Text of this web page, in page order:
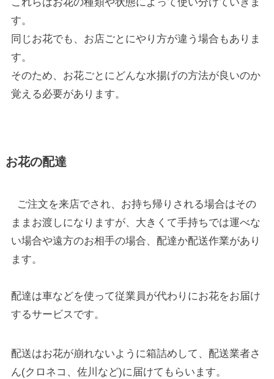
す。
同じお花でも、お店ごとにやり方が違う場合もありま
す。
そのため、お花ごとにどんな水揚げの方法が良いのか
覚える必要があります。
お花の配達
ご注文を来店でされ、お持ち帰りされる場合はその
ままお渡しになりますが、大きくて手持ちでは運べな
い場合や遠方のお相手の場合、配達か配送作業があり
ます。
配達は車などを使って従業員が代わりにお花をお届け
するサービスです。
配送はお花が崩れないように箱詰めして、配送業者さ
ん(クロネコ、佐川など)に届けてもらいます。